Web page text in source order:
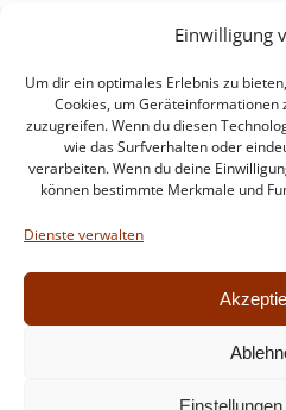
Einwilligung
Um dir ein optimales Erlebnis zu
Cookies, um
zuzugreifen. Wenn du diesen
wie das Surfverhalten oder
verarbeiten. Wenn du deine
können bestimmte Merkmale und
Dienste verwalten
Intern
© 2026 Feuerwehr